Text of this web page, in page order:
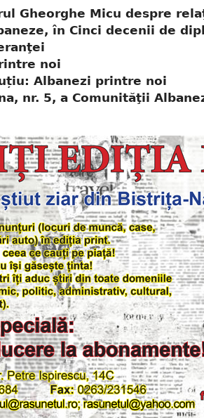
Gheorghe Micu despre
în Cinci decenii de
noi
Albanezi printre noi
nr. 5, a Comunităţii